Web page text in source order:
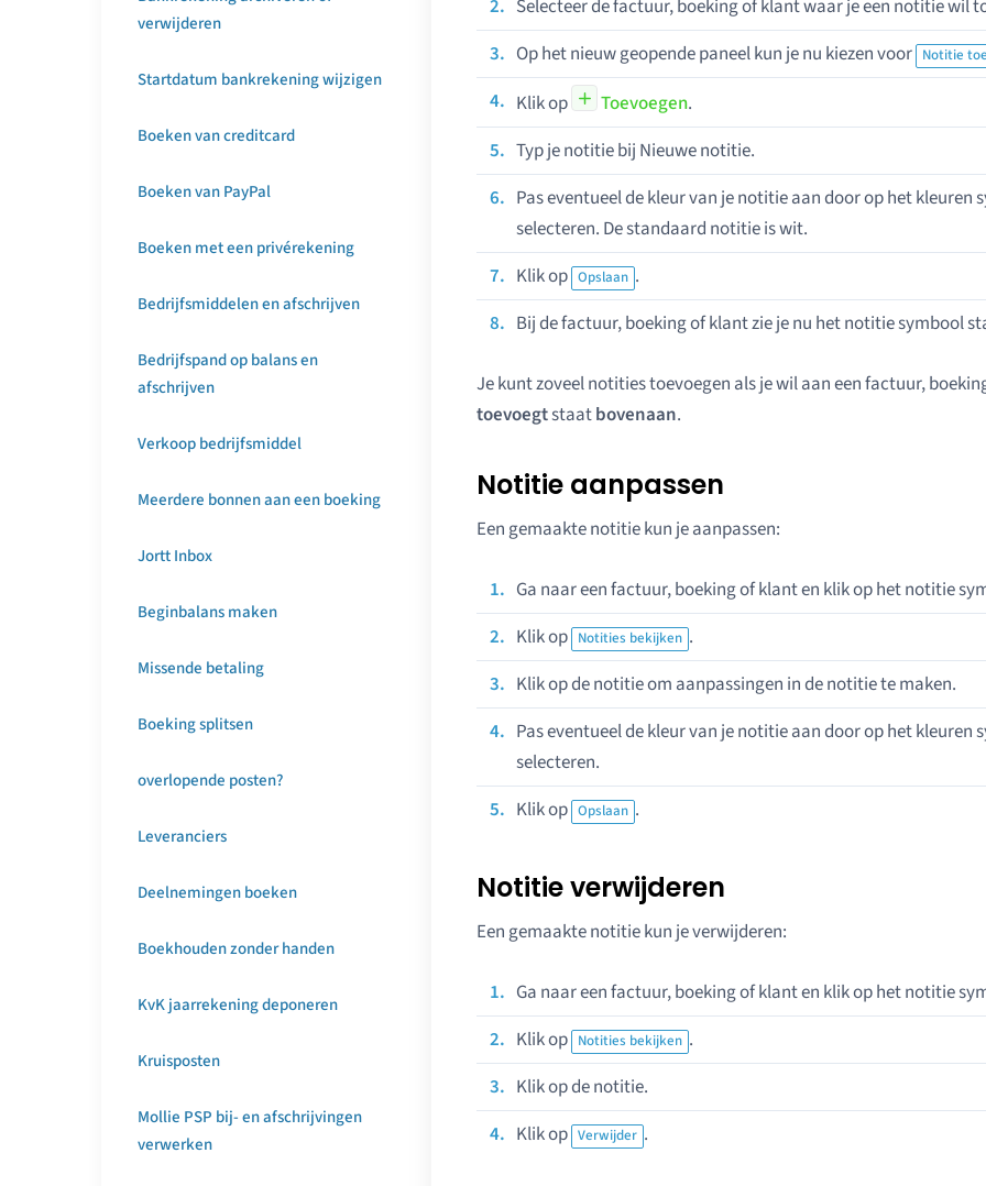
verwijderen
Startdatum bankrekening wijzigen
Boeken van creditcard
Boeken van PayPal
Boeken met een privérekening
Bedrijfsmiddelen en afschrijven
Bedrijfspand op balans en
afschrijven
Verkoop bedrijfsmiddel
Meerdere bonnen aan een boeking
Jortt Inbox
Beginbalans maken
Missende betaling
Boeking splitsen
overlopende posten?
Leveranciers
Deelnemingen boeken
Boekhouden zonder handen
KvK jaarrekening deponeren
Kruisposten
Mollie PSP bij- en afschrijvingen
verwerken
Selecteer de factuur, boeking of klant waar je een notitie wil
Op het nieuw geopende paneel kun je nu kiezen voor Notitie
Klik op
Toevoegen.
Typ je notitie bij Nieuwe notitie.
Pas eventueel de kleur van je notitie aan door op het kleuren
selecteren. De standaard notitie is wit.
Klik op Opslaan .
Bij de factuur, boeking of klant zie je nu het notitie symbool
Je kunt zoveel notities toevoegen als je wil aan een factuur,
toevoegtstaatbovenaan.
Notitie aanpassen
Een gemaakte notitie kun je aanpassen:
Ga naar een factuur, boeking of klant en klik op het notitie
Klik op Notities bekijken .
Klik op de notitie om aanpassingen in de notitie te maken.
Pas eventueel de kleur van je notitie aan door op het kleuren
selecteren.
Klik op Opslaan .
Notitie verwijderen
Een gemaakte notitie kun je verwijderen:
Ga naar een factuur, boeking of klant en klik op het notitie
Klik op Notities bekijken .
Klik op de notitie.
Klik op Verwijder .